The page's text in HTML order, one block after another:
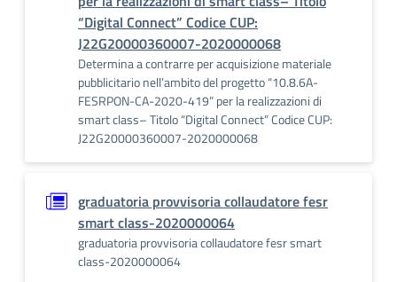
“Digital Connect” Codice CUP:
J22G20000360007-2020000068
Determina a contrarre per acquisizione materiale
pubblicitario nell’ambito del progetto “10.8.6A-
FESRPON-CA-2020-419” per la realizzazioni di
smart class– Titolo “Digital Connect” Codice CUP:
J22G20000360007-2020000068
graduatoria provvisoria collaudatore fesr
smart class-2020000064
graduatoria provvisoria collaudatore fesr smart
class-2020000064